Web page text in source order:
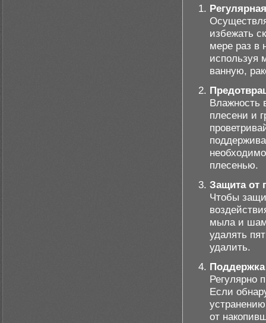
избежать
мере раз в
используя
ванную,
Влажность
плесени и
плесенью.
Защита от
Чтобы
мыла и
удалять
удалить.
Регулярно
Если
от